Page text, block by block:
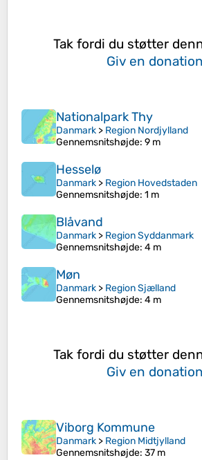
Tak fordi du støtter
Giv en donation
Nationalpark Thy
Danmark > Region Nordjylland
Gennemsnitshøjde: 9 m
Hesselø
Danmark > Region Hovedstaden
Gennemsnitshøjde: 1 m
Blåvand
Danmark > Region Syddanmark
Gennemsnitshøjde: 4 m
Møn
Danmark > Region Sjælland
Gennemsnitshøjde: 4 m
Tak fordi du støtter
Giv en donation
Viborg Kommune
Danmark > Region Midtjylland
Gennemsnitshøjde: 37 m